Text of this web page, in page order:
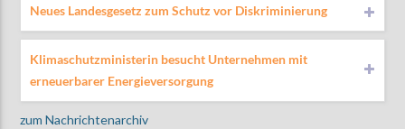
Neues Landesgesetz zum Schutz vor Diskriminierung
Klimaschutzministerin besucht Unternehmen mit
erneuerbarer Energieversorgung
zum Nachrichtenarchiv